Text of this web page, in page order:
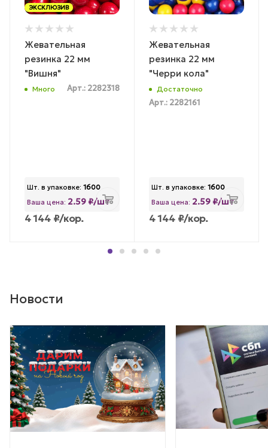
ЭКСКЛЮЗИВ
Жевательная
резинка 22 мм
"Вишня"
Много Арт.: 2282318
Шт. в упаковке: 1600
Ваша цена: 2.59 ₽/шт
4 144 ₽/кор.
Жевательная
резинка 22 мм
"Черри кола"
Достаточно
Арт.: 2282161
Шт. в упаковке: 1600
Ваша цена: 2.59 ₽/шт
4 144 ₽/кор.
Новости